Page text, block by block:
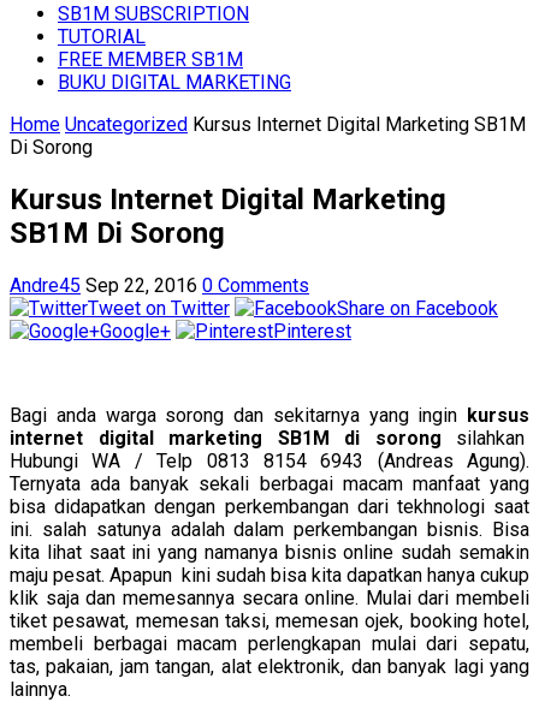
SB1M SUBSCRIPTION
TUTORIAL
FREE MEMBER SB1M
BUKU DIGITAL MARKETING
Home Uncategorized Kursus Internet Digital Marketing SB1M
Di Sorong
Kursus Internet Digital Marketing
SB1M Di Sorong
Andre45 Sep 22, 2016 0 Comments
Tweet on Twitter
Share on Facebook
Google+
Pinterest
Bagi anda warga sorong dan sekitarnya yang ingin kursus
internet digital marketing SB1M di sorong silahkan
Hubungi WA / Telp 0813 8154 6943 (Andreas Agung).
Ternyata ada banyak sekali berbagai macam manfaat yang
bisa didapatkan dengan perkembangan dari tekhnologi saat
ini. salah satunya adalah dalam perkembangan bisnis. Bisa
kita lihat saat ini yang namanya bisnis online sudah semakin
maju pesat. Apapun kini sudah bisa kita dapatkan hanya cukup
klik saja dan memesannya secara online. Mulai dari membeli
tiket pesawat, memesan taksi, memesan ojek, booking hotel,
membeli berbagai macam perlengkapan mulai dari sepatu,
tas, pakaian, jam tangan, alat elektronik, dan banyak lagi yang
lainnya.